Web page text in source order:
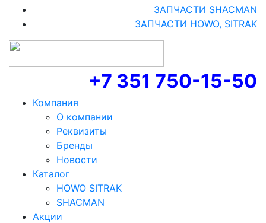
ЗАПЧАСТИ SHACMAN
ЗАПЧАСТИ HOWO, SITRAK
+7 351 750-15-50
Компания
О компании
Реквизиты
Бренды
Новости
Каталог
HOWO SITRAK
SHACMAN
Акции